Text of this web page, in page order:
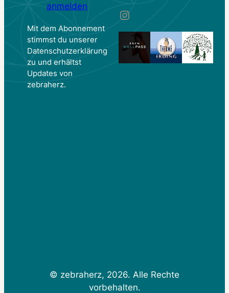
anmelden
Mit dem Abonnement
stimmst du unserer
Datenschutzerklärung
zu und erhältst
Updates von
zebraherz.
Instagram
© zebraherz, 2026. Alle Rechte
vorbehalten.